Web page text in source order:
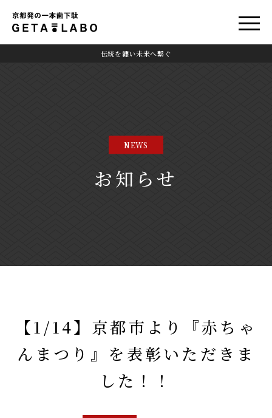
伝統を纏い未来へ繋ぐ
NEWS
お知らせ
【1/14】京都市より『赤ちゃ
んまつり』を表彰いただきま
した！！